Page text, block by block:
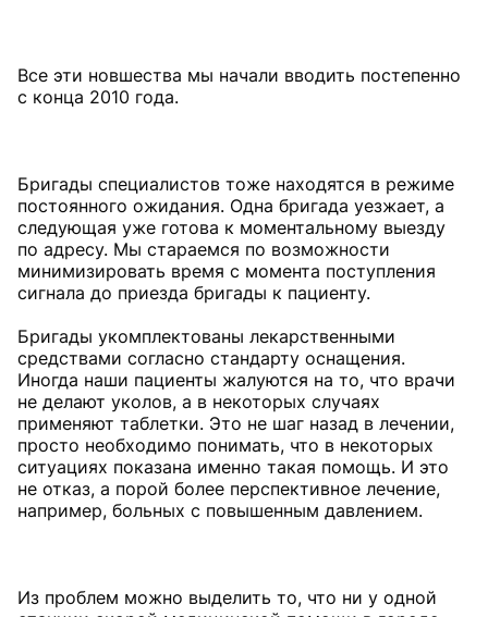
Все эти новшества мы начали вводить постепенно
с конца 2010 года.
Бригады специалистов тоже находятся в режиме
постоянного ожидания. Одна бригада уезжает, а
следующая уже готова к моментальному выезду
по адресу. Мы стараемся по возможности
минимизировать время с момента поступления
сигнала до приезда бригады к пациенту.
Бригады укомплектованы лекарственными
средствами согласно стандарту оснащения.
Иногда наши пациенты жалуются на то, что врачи
не делают уколов, а в некоторых случаях
применяют таблетки. Это не шаг назад в лечении,
просто необходимо понимать, что в некоторых
ситуациях показана именно такая помощь. И это
не отказ, а порой более перспективное лечение,
например, больных с повышенным давлением.
Из проблем можно выделить то, что ни у одной